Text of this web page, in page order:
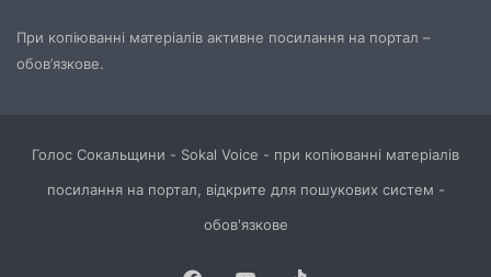
При копіюванні матеріалів активне посилання на портал –
обов’язкове.
Голос Сокальщини - Sokal Voice - при копіюванні матеріалів
посилання на портал, відкрите для пошукових систем -
обов'язкове